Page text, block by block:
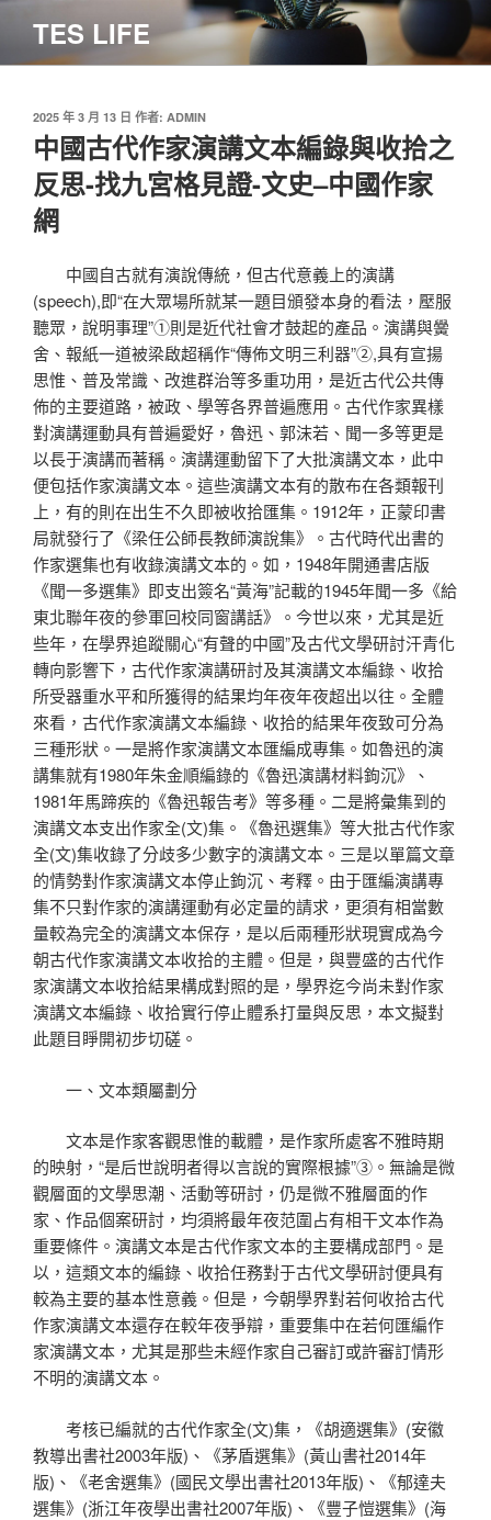
主
TES LIFE
發
於
2025 年 3 月 13 日 作者: ADMIN
中國古代作家演講文本編錄與收拾之
反思-找九宮格見證-文史–中國作家
網
中國自古就有演說傳統，但古代意義上的演講
(speech),即“在大眾場所就某一題目頒發本身的看法，壓服
聽眾，說明事理”①則是近代社會才鼓起的產品。演講與黌
舍、報紙一道被梁啟超稱作“傳佈文明三利器”②,具有宣揚
思惟、普及常識、改進群治等多重功用，是近古代公共傳
佈的主要道路，被政、學等各界普遍應用。古代作家異樣
對演講運動具有普遍愛好，魯迅、郭沫若、聞一多等更是
以長于演講而著稱。演講運動留下了大批演講文本，此中
便包括作家演講文本。這些演講文本有的散布在各類報刊
上，有的則在出生不久即被收拾匯集。1912年，正蒙印書
局就發行了《梁任公師長教師演說集》。古代時代出書的
作家選集也有收錄演講文本的。如，1948年開通書店版
《聞一多選集》即支出簽名“黃海”記載的1945年聞一多《給
東北聯年夜的參軍回校同窗講話》。今世以來，尤其是近
些年，在學界追蹤關心“有聲的中國”及古代文學研討汗青化
轉向影響下，古代作家演講研討及其演講文本編錄、收拾
所受器重水平和所獲得的結果均年夜年夜超出以往。全體
來看，古代作家演講文本編錄、收拾的結果年夜致可分為
三種形狀。一是將作家演講文本匯編成專集。如魯迅的演
講集就有1980年朱金順編錄的《魯迅演講材料鉤沉》、
1981年馬蹄疾的《魯迅報告考》等多種。二是將彙集到的
演講文本支出作家全(文)集。《魯迅選集》等大批古代作家
全(文)集收錄了分歧多少數字的演講文本。三是以單篇文章
的情勢對作家演講文本停止鉤沉、考釋。由于匯編演講專
集不只對作家的演講運動有必定量的請求，更須有相當數
量較為完全的演講文本保存，是以后兩種形狀現實成為今
朝古代作家演講文本收拾的主體。但是，與豐盛的古代作
家演講文本收拾結果構成對照的是，學界迄今尚未對作家
演講文本編錄、收拾實行停止體系打量與反思，本文擬對
此題目睜開初步切磋。
一、文本類屬劃分
文本是作家客觀思惟的載體，是作家所處客不雅時期
的映射，“是后世說明者得以言說的實際根據”③。無論是微
觀層面的文學思潮、活動等研討，仍是微不雅層面的作
家、作品個案研討，均須將最年夜范圍占有相干文本作為
重要條件。演講文本是古代作家文本的主要構成部門。是
以，這類文本的編錄、收拾任務對于古代文學研討便具有
較為主要的基本性意義。但是，今朝學界對若何收拾古代
作家演講文本還存在較年夜爭辯，重要集中在若何匯編作
家演講文本，尤其是那些未經作家自己審訂或許審訂情形
不明的演講文本。
考核已編就的古代作家全(文)集，《胡適選集》(安徽
教導出書社2003年版)、《茅盾選集》(黃山書社2014年
版)、《老舍選集》(國民文學出書社2013年版)、《郁達夫
選集》(浙江年夜學出書社2007年版)、《豐子愷選集》(海